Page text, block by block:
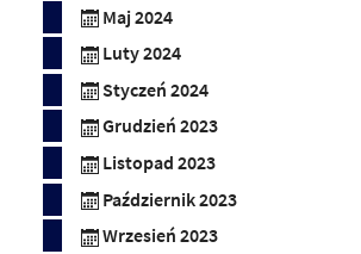
Maj 2024
Luty 2024
Styczeń 2024
Grudzień 2023
Listopad 2023
Październik 2023
Wrzesień 2023